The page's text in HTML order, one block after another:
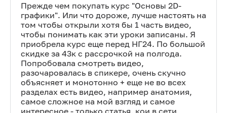
Прежде чем покупать курс "Основы 2D-
графики". Или что дороже, лучше настоять на
том чтобы открыли хотя бы 1 часть видео,
чтобы понимать как эти уроки записаны. Я
приобрела курс еще перед НГ24. По большой
скидке за 43к с рассрочкой на полгода.
Попробовала смотреть видео,
разочаровалась в спикере, очень скучно
объясняет и монотонно + еще не во всех
разделах есть видео, например анатомия,
самое сложное на мой взгляд и самое
интересное - только статья, кои в сети